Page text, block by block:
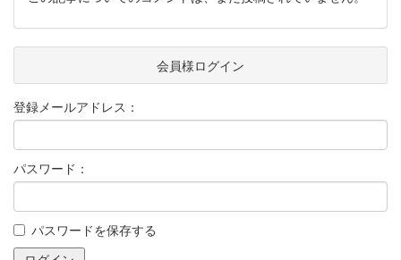
会員様ログイン
登録メールアドレス：
パスワード：
パスワードを保存する